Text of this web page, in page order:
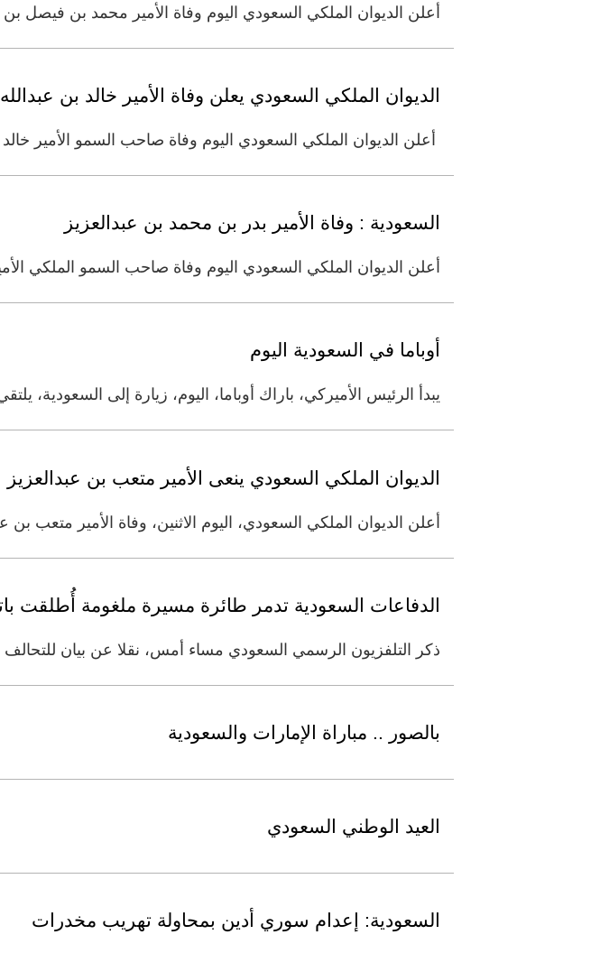
أعلن الديوان الملكي السعودي اليوم وفاة الأمير محمد بن فيصل
الديوان الملكي السعودي يعلن وفاة الأمير خالد بن
أعلن الديوان الملكي السعودي اليوم وفاة صاحب السمو الأمير
السعودية : وفاة الأمير بدر بن محمد بن عبدالعزيز
أعلن الديوان الملكي السعودي اليوم وفاة صاحب السمو الملكي
أوباما في السعودية اليوم
يبدأ الرئيس الأميركي، باراك أوباما، اليوم، زيارة إلى السعودية،
الديوان الملكي السعودي ينعى الأمير متعب بن عبدالعزيز
أعلن الديوان الملكي السعودي، اليوم الاثنين، وفاة الأمير متعب
الدفاعات السعودية تدمر طائرة مسيرة ملغومة أُطلقت
ذكر التلفزيون الرسمي السعودي مساء أمس، نقلا عن بيان
بالصور .. مباراة الإمارات والسعودية
العيد الوطني السعودي
السعودية: إعدام سوري أدين بمحاولة تهريب مخدرات